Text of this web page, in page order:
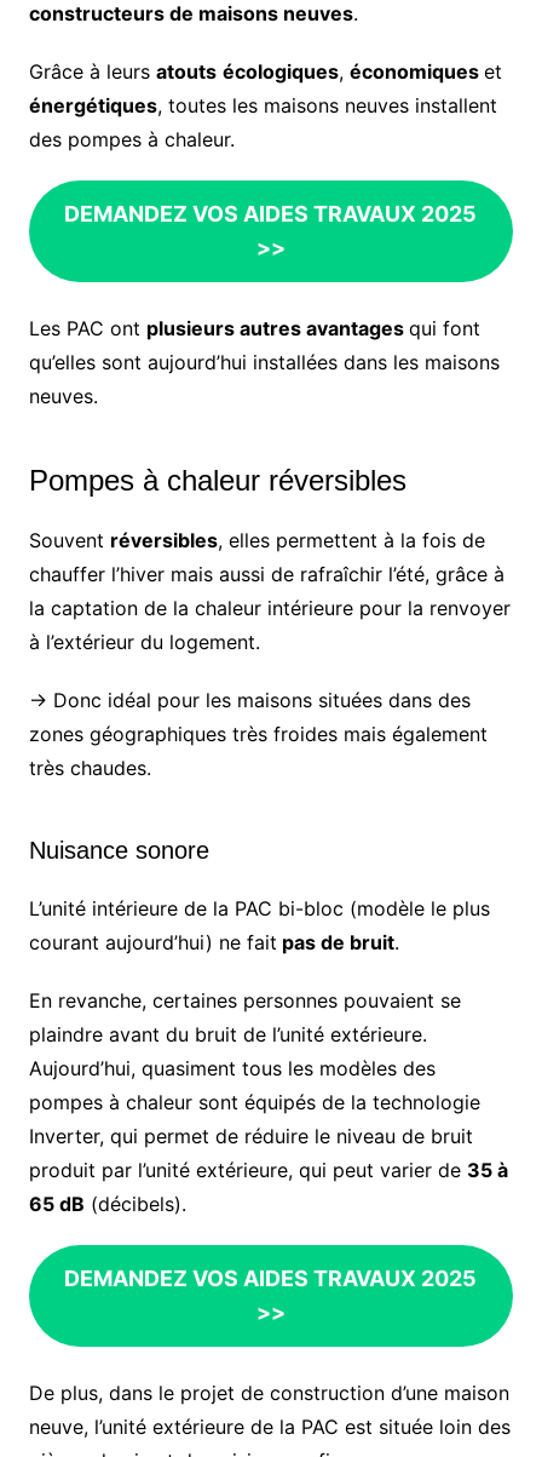
constructeurs de maisons neuves.
Grâce à leurs atouts écologiques, économiques et
énergétiques, toutes les maisons neuves installent
des pompes à chaleur.
DEMANDEZ VOS AIDES TRAVAUX 2025
>>
Les PAC ont plusieurs autres avantages qui font
qu’elles sont aujourd’hui installées dans les maisons
neuves.
Pompes à chaleur réversibles
Souvent réversibles, elles permettent à la fois de
chauffer l’hiver mais aussi de rafraîchir l’été, grâce à
la captation de la chaleur intérieure pour la renvoyer
à l’extérieur du logement.
→ Donc idéal pour les maisons situées dans des
zones géographiques très froides mais également
très chaudes.
Nuisance sonore
L’unité intérieure de la PAC bi-bloc (modèle le plus
courant aujourd’hui) ne fait pas de bruit.
En revanche, certaines personnes pouvaient se
plaindre avant du bruit de l’unité extérieure.
Aujourd’hui, quasiment tous les modèles des
pompes à chaleur sont équipés de la technologie
Inverter, qui permet de réduire le niveau de bruit
produit par l’unité extérieure, qui peut varier de 35 à
65 dB (décibels).
DEMANDEZ VOS AIDES TRAVAUX 2025
>>
De plus, dans le projet de construction d’une maison
neuve, l’unité extérieure de la PAC est située loin des